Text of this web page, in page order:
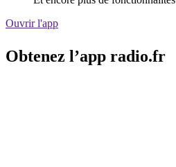
Ouvrir l'app
Obtenez l’app